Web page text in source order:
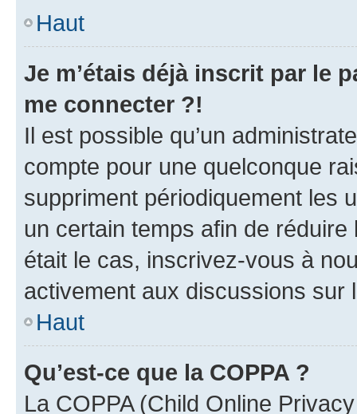
Haut
Je m’étais déjà inscrit par le
me connecter ?!
Il est possible qu’un
compte pour une quelconque
suppriment périodiquement les
un certain temps afin de
était le cas, inscrivez-vous à
activement aux discussions sur
Haut
Qu’est-ce que la COPPA ?
La COPPA (Child Online